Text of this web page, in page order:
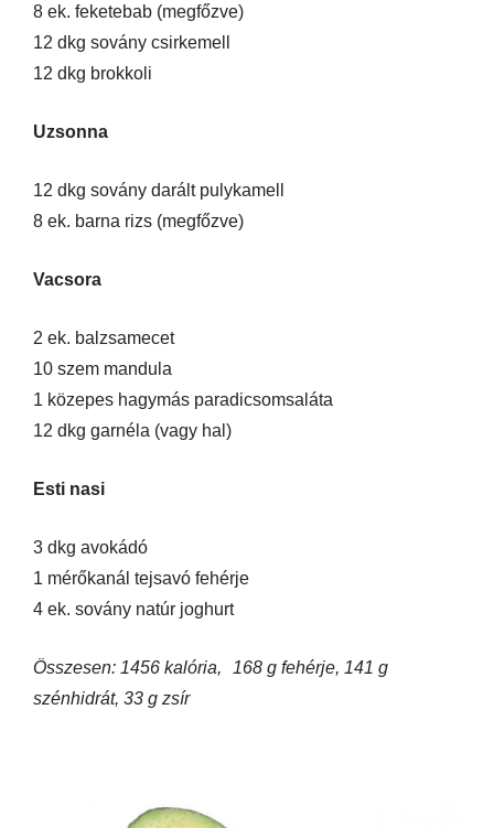
8 ek. feketebab (megfőzve)
12 dkg sovány csirkemell
12 dkg brokkoli
Uzsonna
12 dkg sovány darált pulykamell
8 ek. barna rizs (megfőzve)
Vacsora
2 ek. balzsamecet
10 szem mandula
1 közepes hagymás paradicsomsaláta
12 dkg garnéla (vagy hal)
Esti nasi
3 dkg avokádó
1 mérőkanál tejsavó fehérje
4 ek. sovány natúr joghurt
Összesen: 1456 kalória,
168 g fehérje, 141 g
szénhidrát, 33 g zsír